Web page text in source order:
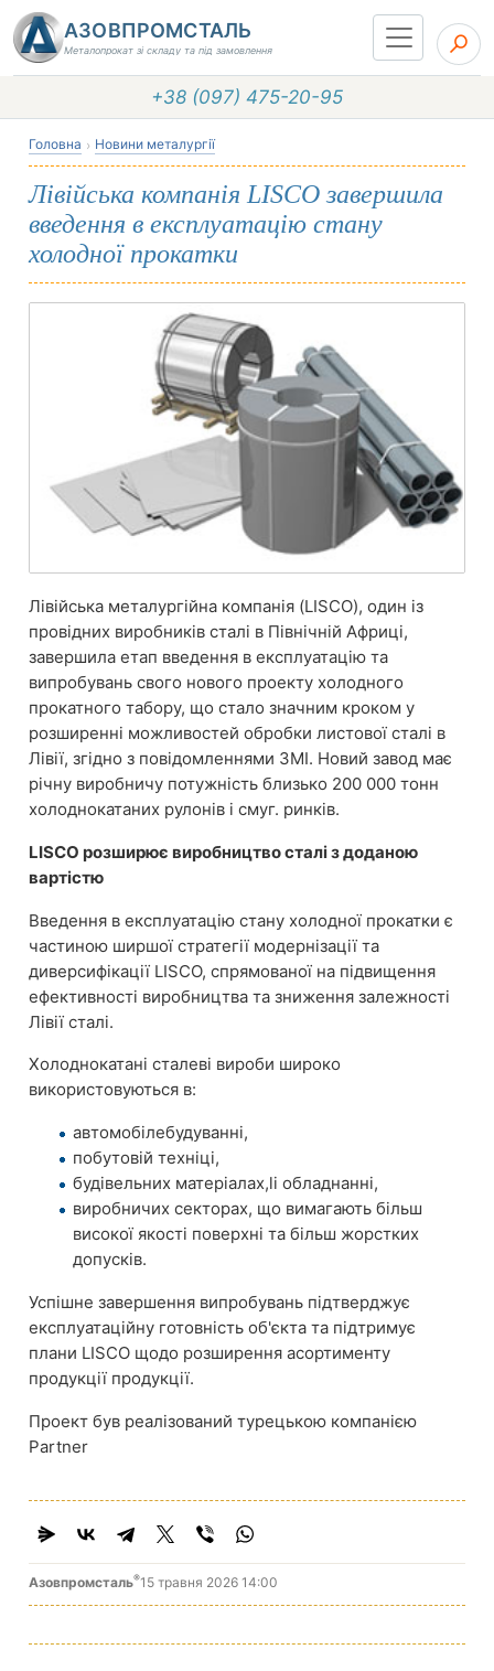
АЗОВПРОМСТАЛЬ
Металопрокат зі складу та під замовлення
+38 (097) 475-20-95
Головна Новини металургії
Лівійська компанія LISCO завершила
введення в експлуатацію стану
холодної прокатки
Лівійська металургійна компанія (LISCO), один із
провідних виробників сталі в Північній Африці,
завершила етап введення в експлуатацію та
випробувань свого нового проекту холодного
прокатного табору, що стало значним кроком у
розширенні можливостей обробки листової сталі в
Лівії, згідно з повідомленнями ЗМІ. Новий завод має
річну виробничу потужність близько 200 000 тонн
холоднокатаних рулонів і смуг. ринків.
LISCO розширює виробництво сталі з доданою
вартістю
Введення в експлуатацію стану холодної прокатки є
частиною ширшої стратегії модернізації та
диверсифікації LISCO, спрямованої на підвищення
ефективності виробництва та зниження залежності
Лівії сталі.
Холоднокатані сталеві вироби широко
використовуються в:
автомобілебудуванні,
побутовій техніці,
будівельних матеріалах,li обладнанні,
виробничих секторах, що вимагають більш
високої якості поверхні та більш жорстких
допусків.
Успішне завершення випробувань підтверджує
експлуатаційну готовність об'єкта та підтримує
плани LISCO щодо розширення асортименту
продукції продукції.
Проект був реалізований турецькою компанією
Partner
Азовпромсталь®15 травня 2026 14:00